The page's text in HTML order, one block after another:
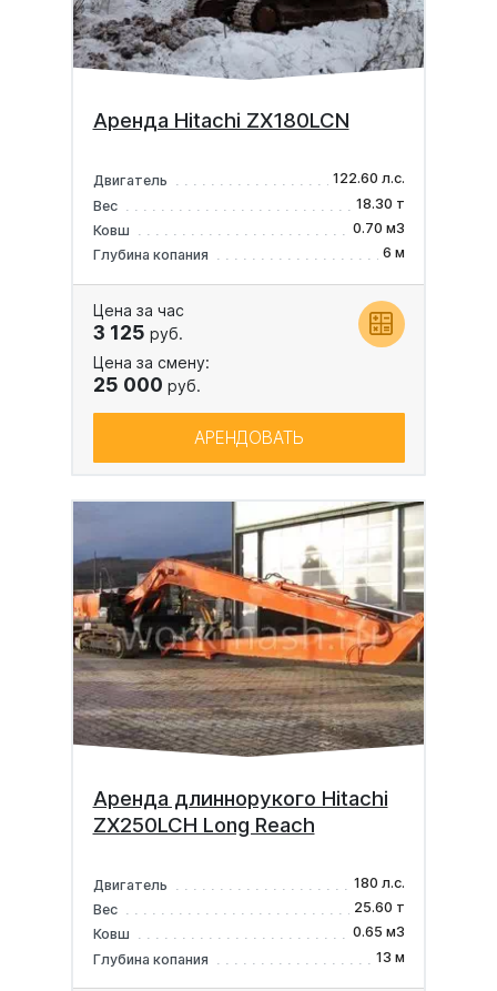
Аренда Hitachi ZX180LCN
Двигатель
122.60 л.с.
Вес
18.30 т
Ковш
0.70 м3
Глубина копания
6 м
Цена за час
3 125 руб.
Цена за смену:
25 000 руб.
АРЕНДОВАТЬ
Аренда длиннорукого Hitachi
ZX250LCH Long Reach
Двигатель
180 л.с.
Вес
25.60 т
Ковш
0.65 м3
Глубина копания
13 м